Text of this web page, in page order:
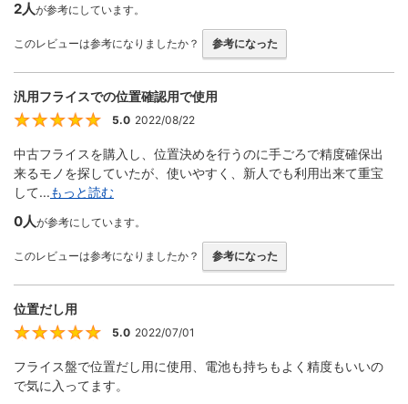
2人が参考にしています。
このレビューは参考になりましたか？ 参考になった
汎用フライスでの位置確認用で使用
5
5.0 2022/08/22
中古フライスを購入し、位置決めを行うのに手ごろで精度確保出
来るモノを探していたが、使いやすく、新人でも利用出来て重宝
して...もっと読む
0人が参考にしています。
このレビューは参考になりましたか？ 参考になった
位置だし用
5
5.0 2022/07/01
フライス盤で位置だし用に使用、電池も持ちもよく精度もいいの
で気に入ってます。